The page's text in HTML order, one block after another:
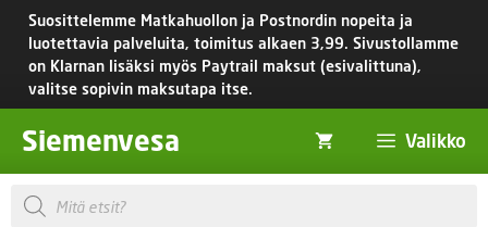
Siirry
sisältöön
Suosittelemme Matkahuollon ja Postnordin nopeita ja
luotettavia palveluita, toimitus alkaen 3,99. Sivustollamme
on Klarnan lisäksi myös Paytrail maksut (esivalittuna),
valitse sopivin maksutapa itse.
Siemenvesa Valikko
Products
search